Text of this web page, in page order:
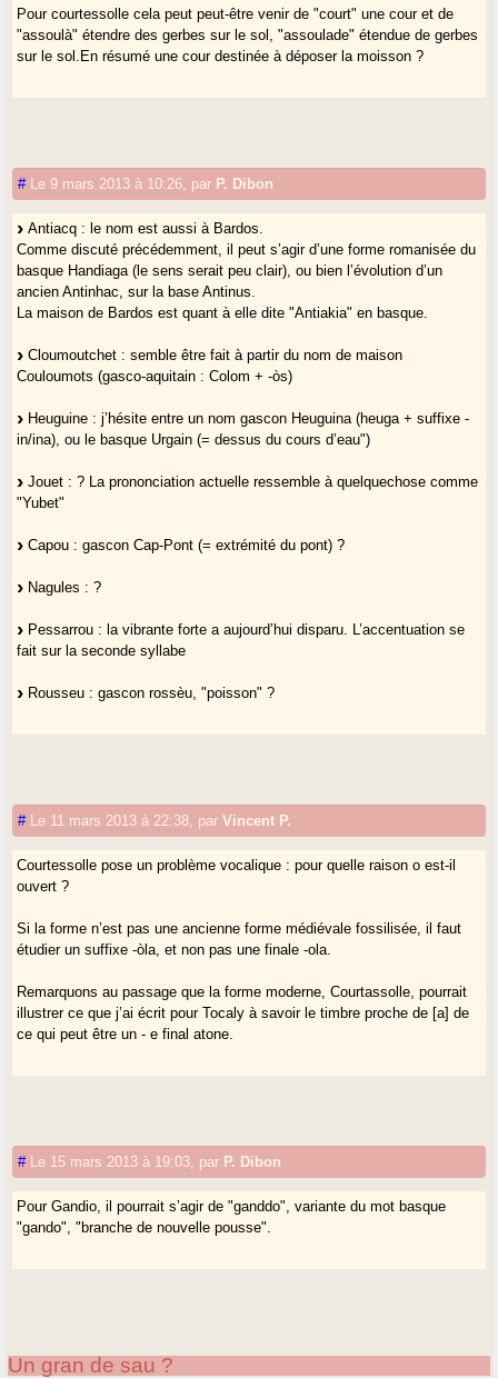
Pour courtessolle cela peut peut-être venir de "court" une cour et de
"assoulà" étendre des gerbes sur le sol, "assoulade" étendue de gerbes
sur le sol.En résumé une cour destinée à déposer la moisson ?
# Le 9 mars 2013 à 10:26 par P. Dibon
Antiacq : le nom est aussi à Bardos.
Comme discuté précédemment, il peut s’agir d’une forme romanisée du
basque Handiaga (le sens serait peu clair), ou bien l’évolution d’un
ancien Antinhac, sur la base Antinus.
La maison de Bardos est quant à elle dite "Antiakia" en basque.
Cloumoutchet : semble être fait à partir du nom de maison
Couloumots (gasco-aquitain : Colom + -òs)
Heuguine : j’hésite entre un nom gascon Heuguina (heuga + suffixe -
in/ina), ou le basque Urgain (= dessus du cours d’eau")
Jouet : ? La prononciation actuelle ressemble à quelquechose comme
"Yubet"
Capou : gascon Cap-Pont (= extrémité du pont) ?
Nagules : ?
Pessarrou : la vibrante forte a aujourd’hui disparu. L’accentuation se
fait sur la seconde syllabe
Rousseu : gascon rossèu, "poisson" ?
# Le 11 mars 2013 à 22:38 parVincent P.
Courtessolle pose un problème vocalique : pour quelle raison o est-il
ouvert ?
Si la forme n’est pas une ancienne forme médiévale fossilisée, il faut
étudier un suffixe -òla, et non pas une finale -ola.
Remarquons au passage que la forme moderne, Courtassolle, pourrait
illustrer ce que j’ai écrit pour Tocaly à savoir le timbre proche de [a] de
ce qui peut être un - e final atone.
# Le 15 mars 2013 à 19:03 par P. Dibon
Pour Gandio, il pourrait s’agir de "ganddo", variante du mot basque
"gando", "branche de nouvelle pousse".
Un gran de sau ?